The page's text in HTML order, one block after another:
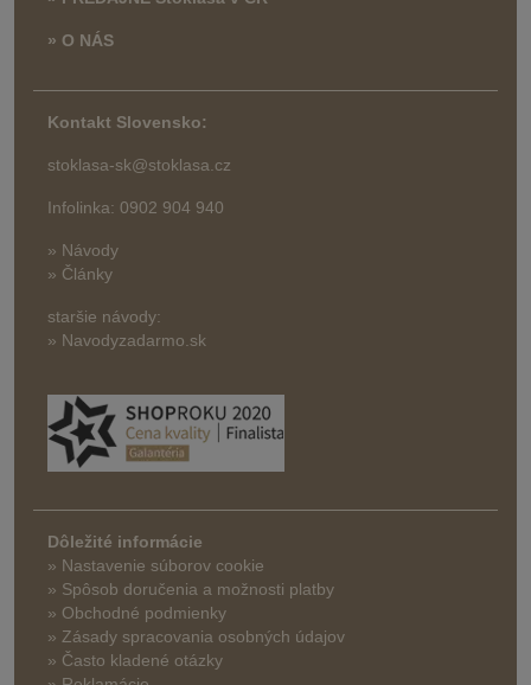
» O NÁS
Kontakt Slovensko:
stoklasa-sk@stoklasa.cz
Infolinka: 0902 904 940
» Návody
» Články
staršie návody:
» Navodyzadarmo.sk
Dôležité informácie
» Nastavenie súborov cookie
» Spôsob doručenia a možnosti platby
» Obchodné podmienky
» Zásady spracovania osobných údajov
» Často kladené otázky